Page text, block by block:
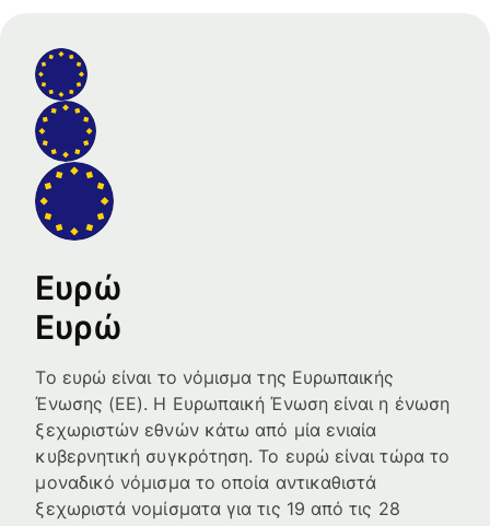
Ευρώ
Ευρώ
Το ευρώ είναι το νόμισμα της Ευρωπαικής
Ένωσης (ΕΕ). Η Ευρωπαική Ένωση είναι η ένωση
ξεχωριστών εθνών κάτω από μία ενιαία
κυβερνητική συγκρότηση. Το ευρώ είναι τώρα το
μοναδικό νόμισμα το οποία αντικαθιστά
ξεχωριστά νομίσματα για τις 19 από τις 28